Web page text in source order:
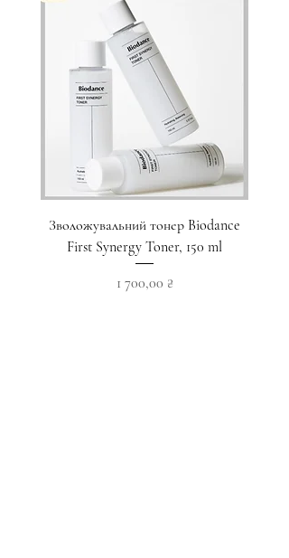
Зволожувальний тонер Biodance
First Synergy Toner, 150 ml
Ціна
1 700,00 ₴